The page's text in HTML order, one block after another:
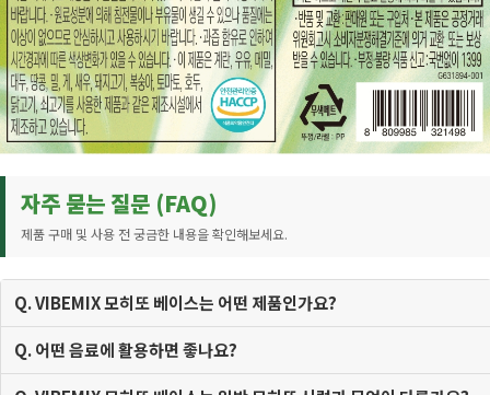
자주 묻는 질문 (FAQ)
제품 구매 및 사용 전 궁금한 내용을 확인해보세요.
Q. VIBEMIX 모히또 베이스는 어떤 제품인가요?
Q. 어떤 음료에 활용하면 좋나요?